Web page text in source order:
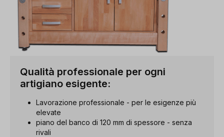
Qualità professionale per ogni
artigiano esigente:
Lavorazione professionale - per le esigenze più
elevate
piano del banco di 120 mm di spessore - senza
rivali